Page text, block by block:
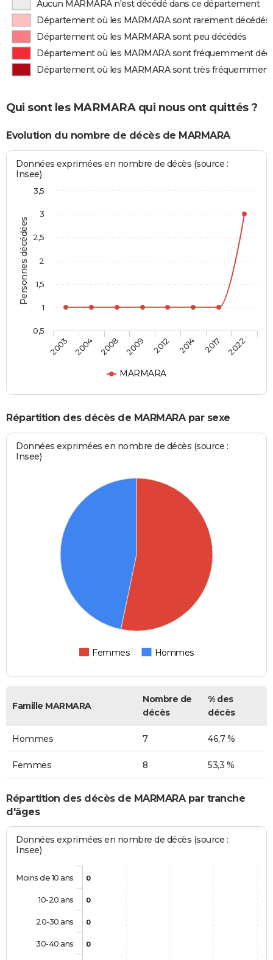
Aucun MARMARA n'est décédé dans ce département
Département où les MARMARA sont rarement décédés
Département où les MARMARA sont peu décédés
Département où les MARMARA sont fréquemment
Département où les MARMARA sont très
Qui sont les MARMARA qui nous ont quittés ?
Evolution du nombre de décès de MARMARA
Personnes décédées
Données exprimées en nombre de décès (source :
Insee)
MARMARA
2003 2004 2008 2009 2012 2014 2017 2022
0,5
1
1,5
2
2,5
3
3,5
Répartition des décès de MARMARA par sexe
Données exprimées en nombre de décès (source :
Insee)
Femmes Hommes
Famille MARMARA
Nombre de
décès
% des
décès
Hommes 7 46,7 %
Femmes 8 53,3 %
Répartition des décès de MARMARA par tranche
d'âges
Données exprimées en nombre de décès (source :
Insee)
0
0
0
0
Moins de 10 ans
10-20 ans
20-30 ans
30-40 ans